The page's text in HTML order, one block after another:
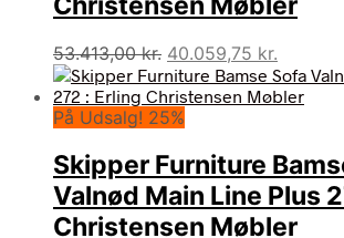
53.413,00kr. Den
oprindelige
pris
var:
40.059,75 kr.
aktuelle
pris
På Udsalg! 25%
Skipper Furniture
Valnød Main Line Plus
Christensen Møbler